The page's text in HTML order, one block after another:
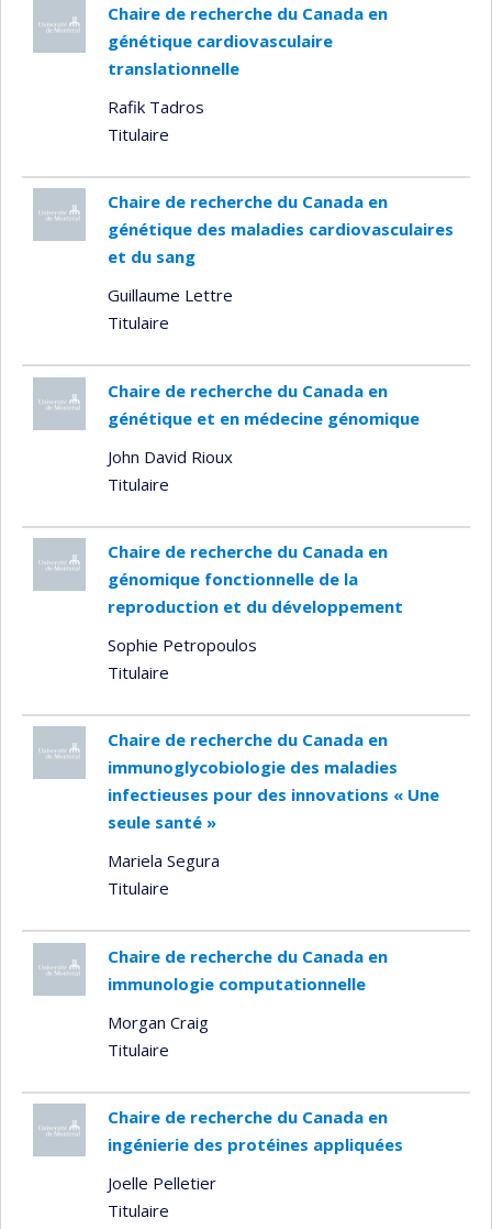
Chaire de recherche du Canada en
génétique cardiovasculaire
translationnelle
Rafik Tadros
Titulaire
Chaire de recherche du Canada en
génétique des maladies cardiovasculaires
et du sang
Guillaume Lettre
Titulaire
Chaire de recherche du Canada en
génétique et en médecine génomique
John David Rioux
Titulaire
Chaire de recherche du Canada en
génomique fonctionnelle de la
reproduction et du développement
Sophie Petropoulos
Titulaire
Chaire de recherche du Canada en
immunoglycobiologie des maladies
infectieuses pour des innovations « Une
seule santé »
Mariela Segura
Titulaire
Chaire de recherche du Canada en
immunologie computationnelle
Morgan Craig
Titulaire
Chaire de recherche du Canada en
ingénierie des protéines appliquées
Joelle Pelletier
Titulaire